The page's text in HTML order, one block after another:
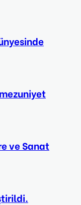
ve Sanat